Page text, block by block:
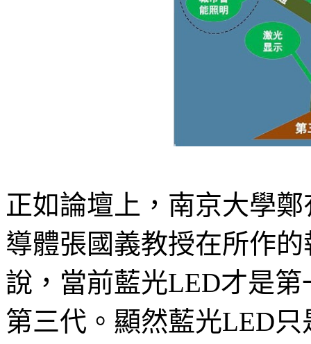
正如論壇上，南京大學
導體張國義教授在所作
說，當前藍光LED才是
第三代。顯然藍光LED